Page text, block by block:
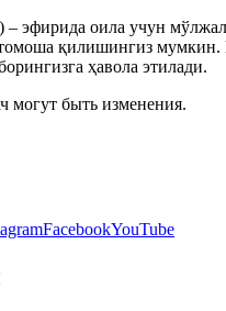
эфирида оила учун
томоша қилишингиз
ҳавола этилади.
могут быть изменения.
FacebookYouTube